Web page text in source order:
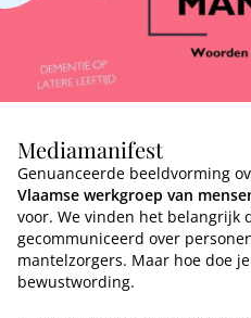
Mediamanifest
Genuanceerde beeldvorming
Vlaamse werkgroep van
voor. We vinden het
gecommuniceerd over
mantelzorgers. Maar hoe doe
bewustwording.